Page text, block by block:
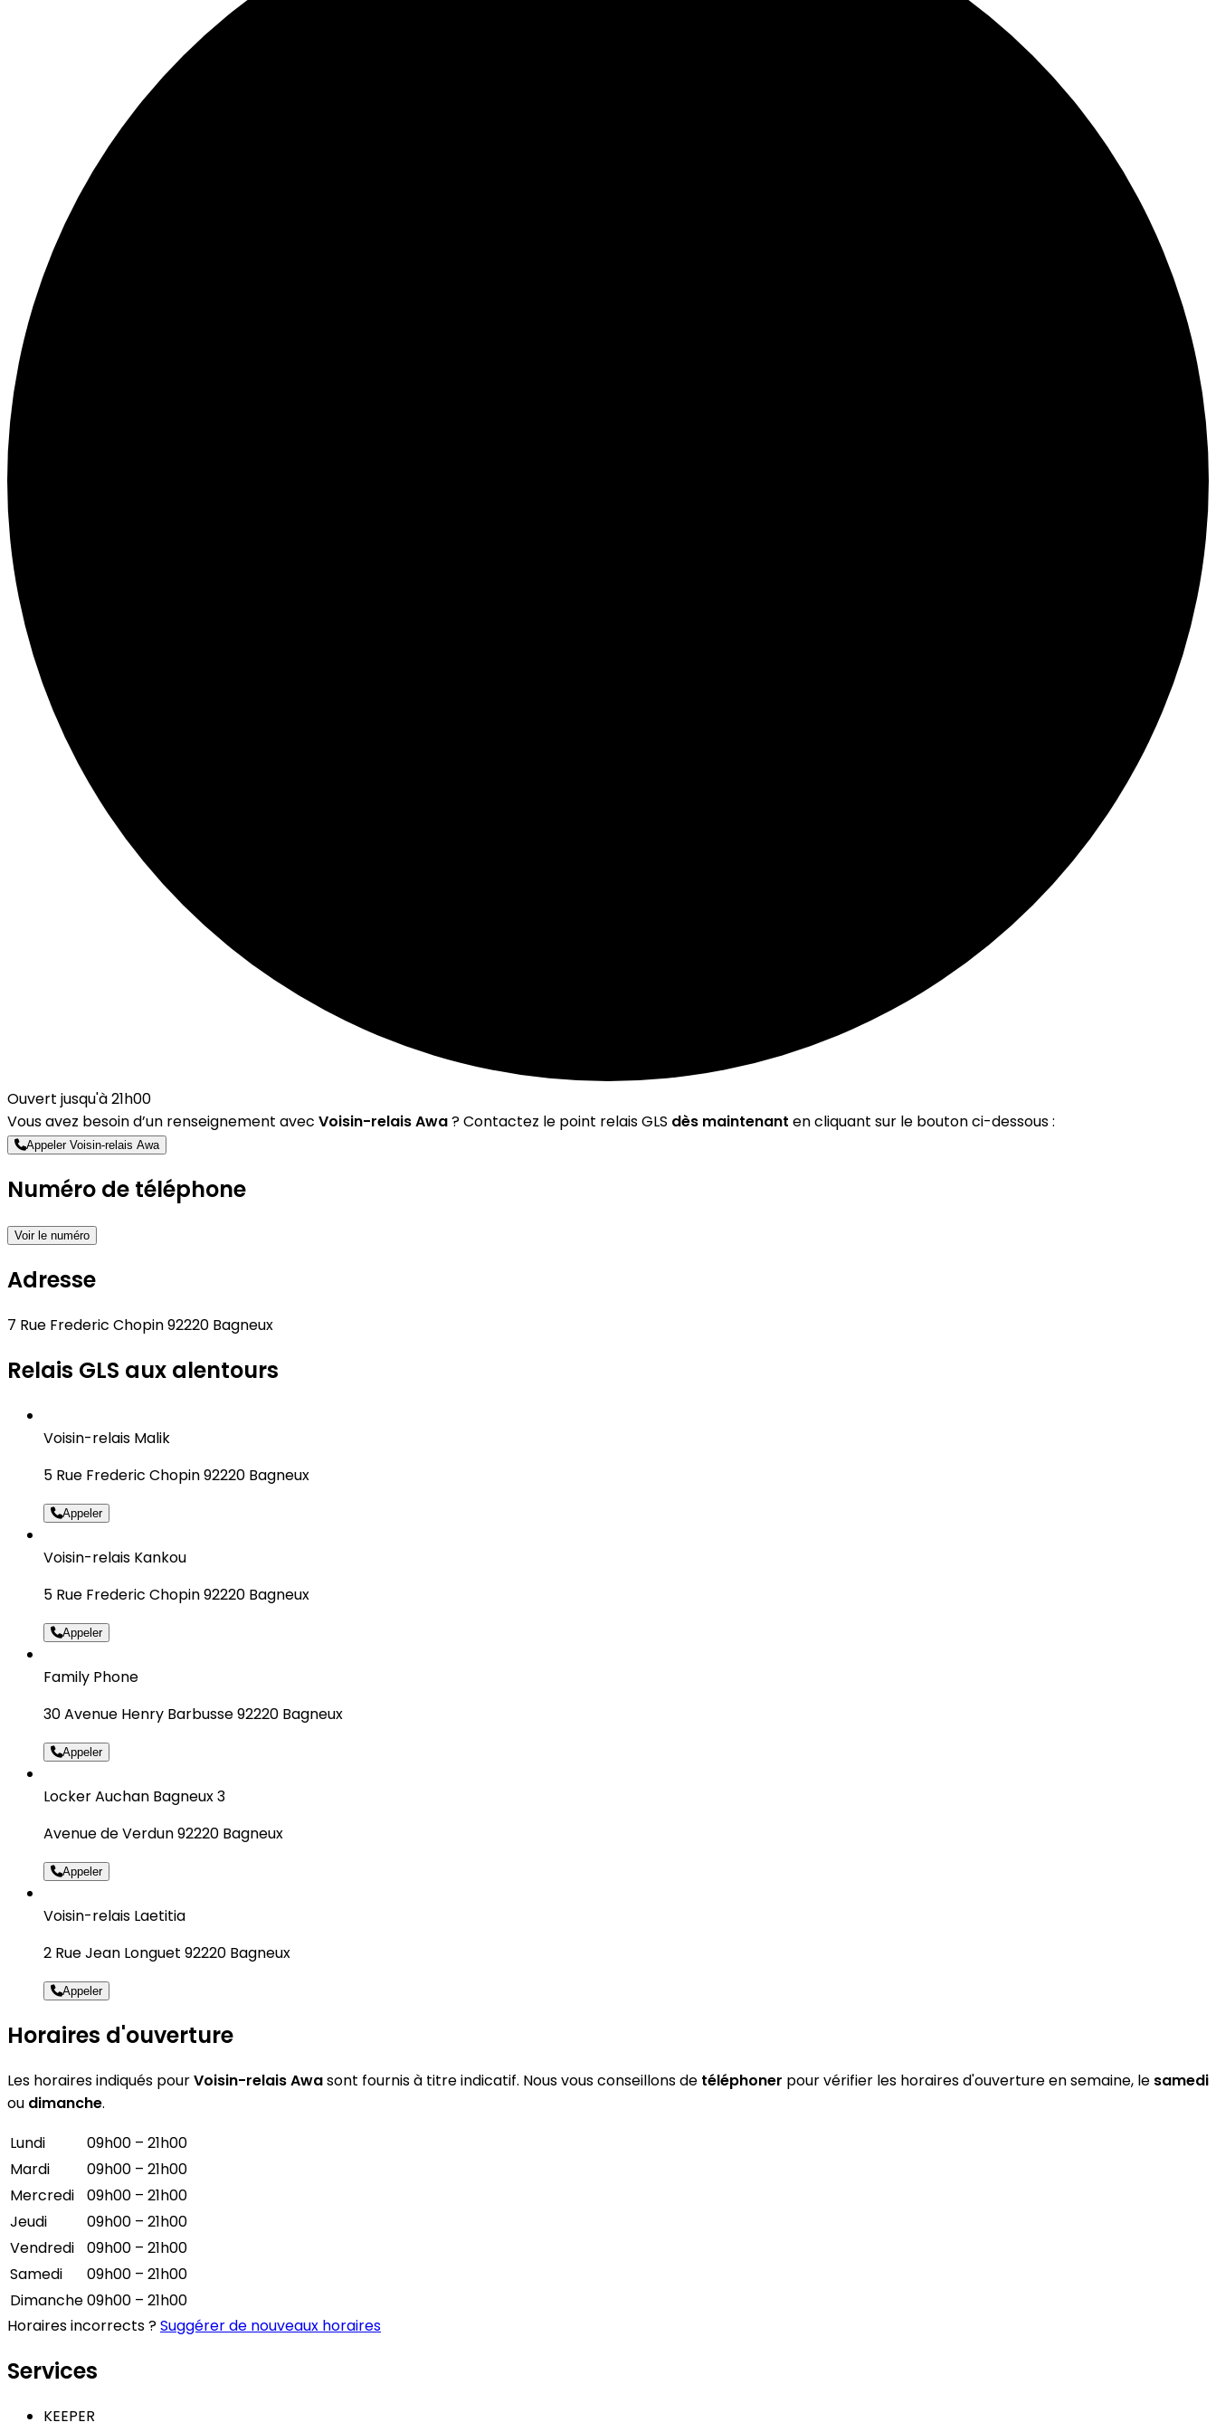
Ouvert jusqu'à 21h00
Vous avez besoin d’un renseignement avec Voisin-relais Awa? Contactez le point relais GLS dès maintenant en cliquant sur le bouton ci-dessous :
Appeler Voisin-relais Awa
Numéro de téléphone
Voir le numéro
Adresse
7 Rue Frederic Chopin 92220 Bagneux
Relais GLS aux alentours
Voisin-relais Malik
5 Rue Frederic Chopin 92220 Bagneux
Appeler
Voisin-relais Kankou
5 Rue Frederic Chopin 92220 Bagneux
Appeler
Family Phone
30 Avenue Henry Barbusse 92220 Bagneux
Appeler
Locker Auchan Bagneux 3
Avenue de Verdun 92220 Bagneux
Appeler
Voisin-relais Laetitia
2 Rue Jean Longuet 92220 Bagneux
Appeler
Horaires d'ouverture
Les horaires indiqués pourVoisin-relais Awasont fournis à titre indicatif. Nous vous conseillons de téléphoner pour vérifier les horaires d'ouverture en semaine, le samedi
ou dimanche.
Lundi
09h00 – 21h00
Mardi
09h00 – 21h00
Mercredi
09h00 – 21h00
Jeudi
09h00 – 21h00
Vendredi
09h00 – 21h00
Samedi
09h00 – 21h00
Dimanche09h00 – 21h00
Horaires incorrects ?Suggérer de nouveaux horaires
Services
KEEPER